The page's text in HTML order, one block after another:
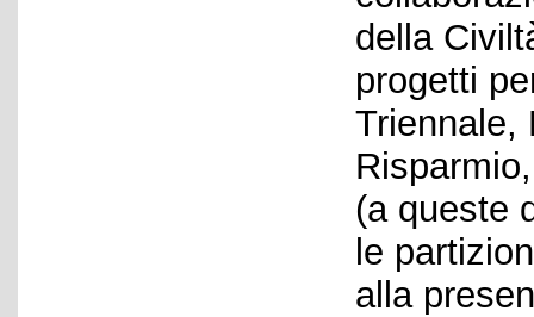
della
progetti
Triennale,
(a queste
le
alla